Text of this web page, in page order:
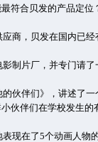
符合贝发的产品定位
商，贝发在国内已
制片厂，并专门请
伙伴们》，讲述了
伙伴们在学校发生
现在了5个动画人物